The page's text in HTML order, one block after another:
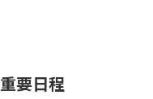
重要日程